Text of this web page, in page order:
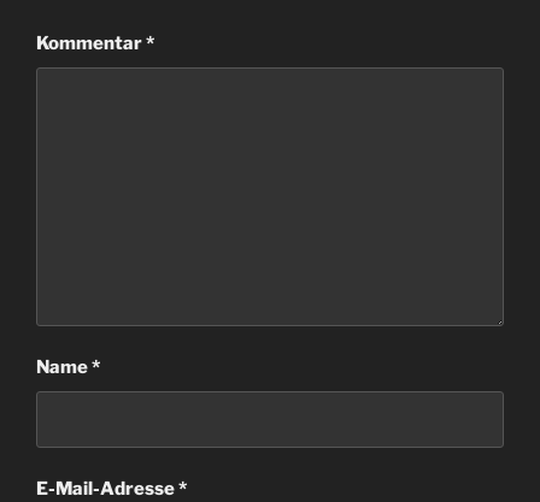
Kommentar*
Name*
E-Mail-Adresse*